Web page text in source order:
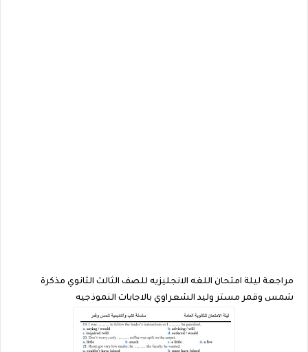
مراجعة ليلة امتحان اللغه الانجليزيه للصف الثالث الثانوي مذكرة
شمس وقمر مستر وليد الشعراوي بالاجابات النموذجيه